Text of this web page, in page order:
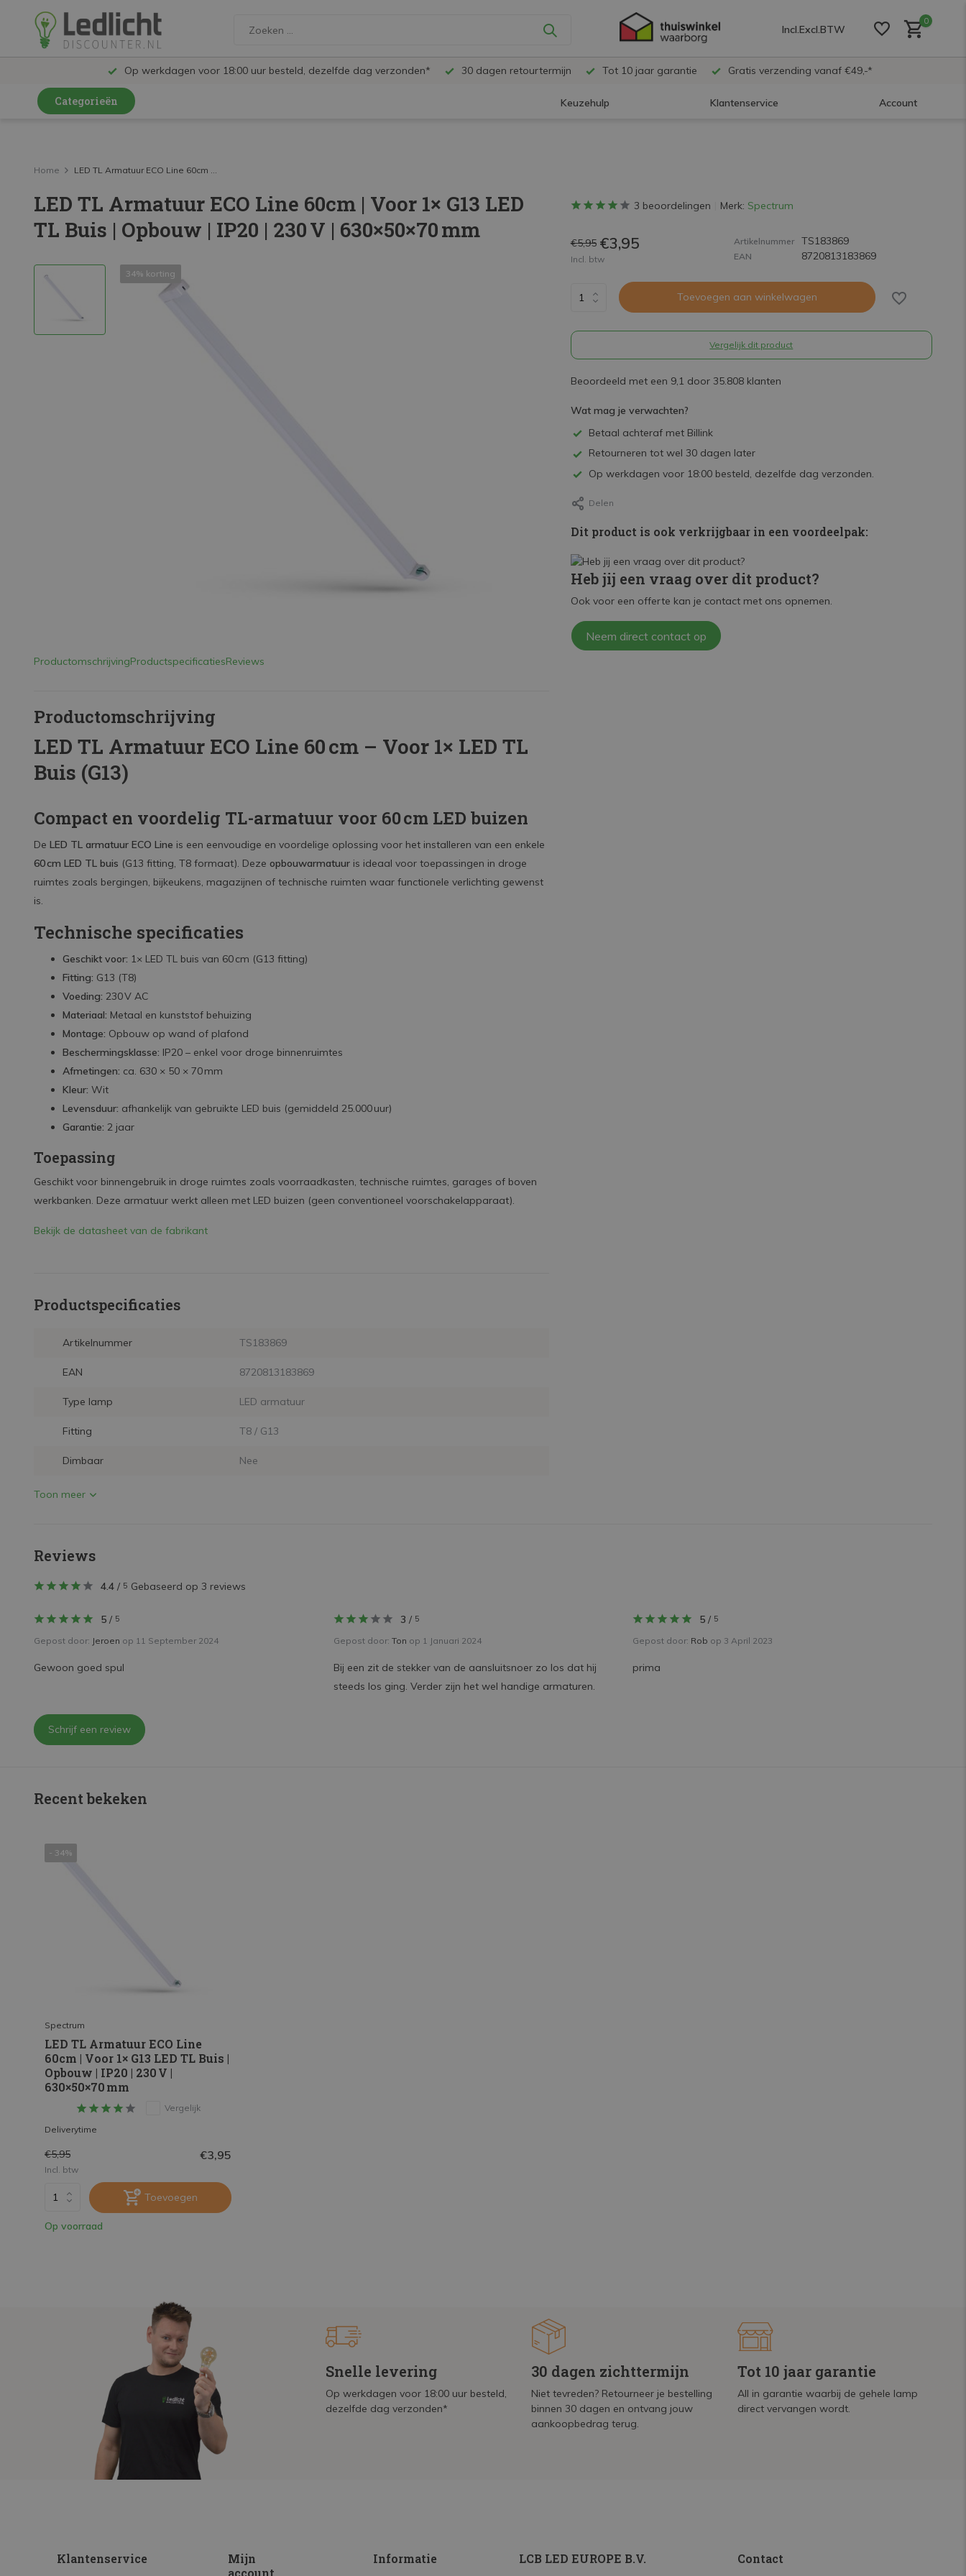
Incl.Excl.BTW
0
Op werkdagen voor 18:00 uur besteld, dezelfde dag verzonden* 30 dagen retourtermijn Tot 10 jaar garantie Gratis verzending vanaf €49,-*
Categorieën Keuzehulp Klantenservice Account
LED Railspots
LED Panelen
LED TL
LED Schijnwerpers
Home LED TL Armatuur ECO Line 60cm ...
LED TL Armatuur ECO Line 60cm | Voor 1× G13 LED
TL Buis | Opbouw | IP20 | 230 V | 630×50×70 mm
34% korting
ProductomschrijvingProductspecificatiesReviews
Productomschrijving
LED TL Armatuur ECO Line 60 cm – Voor 1× LED TL
Buis (G13)
Compact en voordelig TL-armatuur voor 60 cm LED buizen
De LED TL armatuur ECO Line is een eenvoudige en voordelige oplossing voor het installeren van een enkele
60 cm LED TL buis (G13 fitting, T8 formaat). Deze opbouwarmatuur is ideaal voor toepassingen in droge
ruimtes zoals bergingen, bijkeukens, magazijnen of technische ruimten waar functionele verlichting gewenst
is.
Technische specificaties
Geschikt voor: 1× LED TL buis van 60 cm (G13 fitting)
Fitting: G13 (T8)
Voeding: 230 V AC
Materiaal: Metaal en kunststof behuizing
Montage: Opbouw op wand of plafond
Beschermingsklasse: IP20 – enkel voor droge binnenruimtes
Afmetingen: ca. 630 × 50 × 70 mm
Kleur: Wit
Levensduur: afhankelijk van gebruikte LED buis (gemiddeld 25.000 uur)
Garantie: 2 jaar
Toepassing
Geschikt voor binnengebruik in droge ruimtes zoals voorraadkasten, technische ruimtes, garages of boven
werkbanken. Deze armatuur werkt alleen met LED buizen (geen conventioneel voorschakelapparaat).
Bekijk de datasheet van de fabrikant
Productspecificaties
Artikelnummer TS183869
EAN 8720813183869
Type lamp LED armatuur
Fitting T8 / G13
Dimbaar Nee
Toon meer
3 beoordelingen Merk: Spectrum
€5,95 €3,95
Incl. btw
Artikelnummer TS183869
EAN 8720813183869
Toevoegen aan winkelwagen
Vergelijk dit product
Beoordeeld met een 9,1 door 35.808 klanten
Wat mag je verwachten?
Betaal achteraf met Billink
Retourneren tot wel 30 dagen later
Op werkdagen voor 18:00 besteld, dezelfde dag verzonden.
Delen
Dit product is ook verkrijgbaar in een voordeelpak:
Heb jij een vraag over dit product?
Ook voor een offerte kan je contact met ons opnemen.
Neem direct contact op
Reviews
4.4 / 5 Gebaseerd op 3 reviews
5 / 5
Gepost door: Jeroen op 11 September 2024
Gewoon goed spul
3 / 5
Gepost door: Ton op 1 Januari 2024
Bij een zit de stekker van de aansluitsnoer zo los dat hij
steeds los ging. Verder zijn het wel handige armaturen.
5 / 5
Gepost door: Rob op 3 April 2023
prima
Schrijf een review
Recent bekeken
- 34%
Spectrum
LED TL Armatuur ECO Line
60cm | Voor 1× G13 LED TL Buis |
Opbouw | IP20 | 230 V |
630×50×70 mm
Vergelijk
Deliverytime
€5,95 €3,95
Incl. btw
Toevoegen
Op voorraad
Snelle levering
Op werkdagen voor 18:00 uur besteld,
dezelfde dag verzonden*
30 dagen zichttermijn
Niet tevreden? Retourneer je bestelling
binnen 30 dagen en ontvang jouw
aankoopbedrag terug.
Tot 10 jaar garantie
All in garantie waarbij de gehele lamp
direct vervangen wordt.
Klantenservice
Mijn
account
Informatie LCB LED EUROPE B.V. Contact